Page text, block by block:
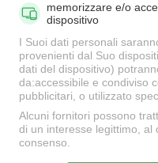
Schede di fibra ottica
In fibra ottica
Fibra ottica Splitter
memorizzare e/o
dispositivo
I Suoi dati personali
provenienti dal Suo
dati del dispositivo)
da:accessibile e condiviso
pubblicitari, o utilizzato
Alcuni fornitori possono
di un interesse legittimo, al
consenso.